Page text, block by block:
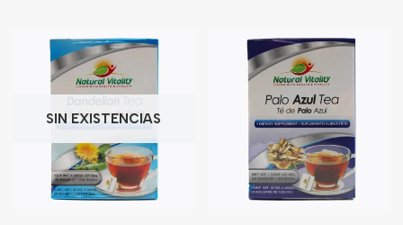
SIN EXISTENCIAS